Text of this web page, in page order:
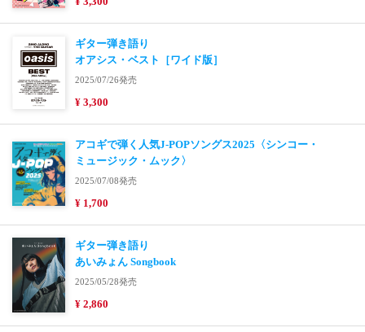
ギター弾き語り
オアシス・ベスト［ワイド版］
2025/07/26発売
¥ 3,300
アコギで弾く人気J-POPソングス2025〈シンコー・
ミュージック・ムック〉
2025/07/08発売
¥ 1,700
ギター弾き語り
あいみょん Songbook
2025/05/28発売
¥ 2,860